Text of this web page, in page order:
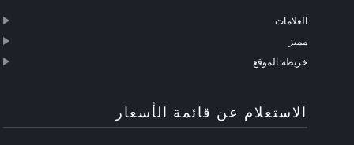
العلامات
مميز
خريطة الموقع
الاستعلام عن قائمة الأسعار